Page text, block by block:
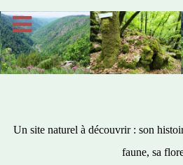
Un site naturel à découvrir : son
faune, sa